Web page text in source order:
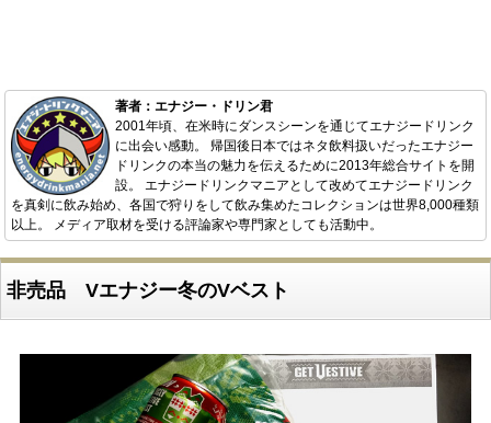
著者：エナジー・ドリン君
2001年頃、在米時にダンスシーンを通じてエナジードリンク
に出会い感動。 帰国後日本ではネタ飲料扱いだったエナジー
ドリンクの本当の魅力を伝えるために2013年総合サイトを開
設。 エナジードリンクマニアとして改めてエナジードリンク
を真剣に飲み始め、各国で狩りをして飲み集めたコレクションは世界8,000種類
以上。 メディア取材を受ける評論家や専門家としても活動中。
非売品 Vエナジー冬のVベスト